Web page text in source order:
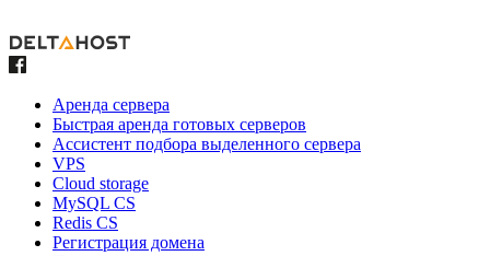
Аренда сервера
Быстрая аренда готовых серверов
Ассистент подбора выделенного сервера
VPS
Cloud storage
MySQL CS
Redis CS
Регистрация домена